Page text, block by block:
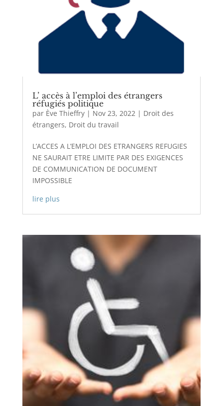
L’ accès à l’emploi des étrangers
réfugiés politique
par Ève Thieffry| Nov 23, 2022| Droit des
étrangers, Droit du travail
L’ACCES A L’EMPLOI DES ETRANGERS REFUGIES
NE SAURAIT ETRE LIMITE PAR DES EXIGENCES
DE COMMUNICATION DE DOCUMENT
IMPOSSIBLE
lire plus